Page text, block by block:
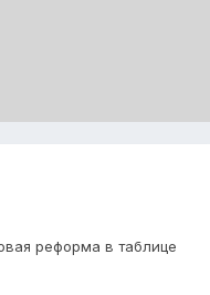
реформа в таблице